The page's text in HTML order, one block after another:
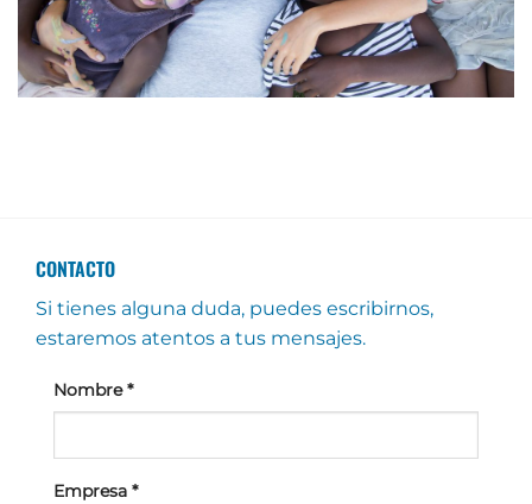
CONTACTO
Si tienes alguna duda, puedes escribirnos,
estaremos atentos a tus mensajes.
Nombre*
Empresa *